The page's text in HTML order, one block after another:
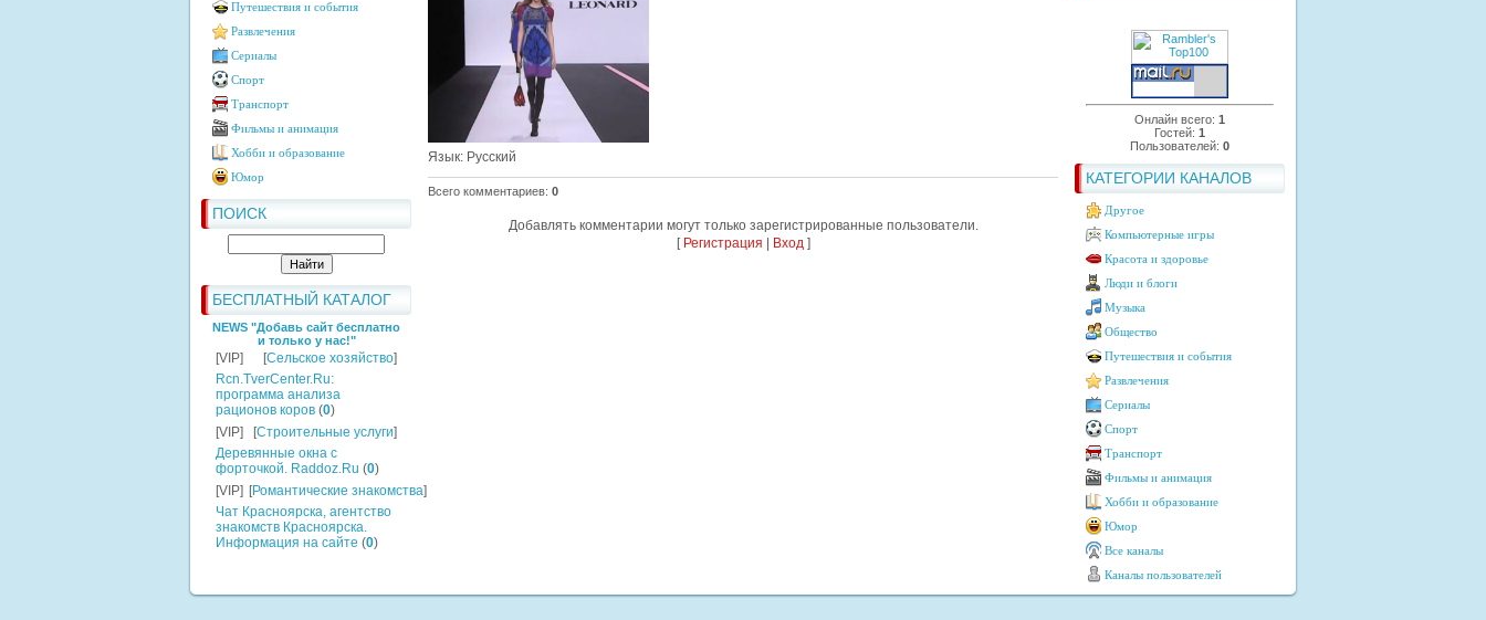
Путешествия и события
Развлечения
Сериалы
Спорт
Транспорт
Фильмы и анимация
Хобби и образование
Юмор
ПОИСК
БЕСПЛАТНЫЙ КАТАЛОГ
NEWS "Добавь сайт бесплатно
и только у нас!"
[VIP] [Сельское хозяйство]
Rcn.TverCenter.Ru:
программа анализа
рационов коров (0)
[VIP]
[Строительные услуги]
Деревянные окна с
форточкой. Raddoz.Ru (0)
[VIP] [Романтические знакомства]
Чат Красноярска, агентство
знакомств Красноярска.
Информация на сайте (0)
Онлайн всего: 1
Гостей: 1
Пользователей: 0
КАТЕГОРИИ КАНАЛОВ
Другое
Компьютерные игры
Красота и здоровье
Люди и блоги
Музыка
Общество
Путешествия и события
Развлечения
Сериалы
Спорт
Транспорт
Фильмы и анимация
Хобби и образование
Юмор
Все каналы
Каналы пользователей
Язык: Русский
Всего комментариев: 0
Добавлять комментарии могут только зарегистрированные пользователи.
[ Регистрация Вход]